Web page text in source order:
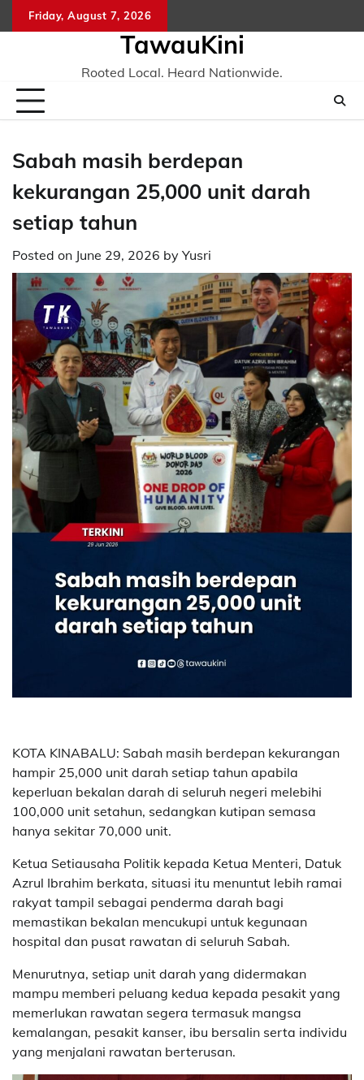
to
Friday, August 7, 2026
TawauKini
Rooted Local. Heard Nationwide.
Sabah masih berdepan
kekurangan 25,000 unit darah
setiap tahun
Posted on June 29, 2026 by Yusri
KOTA KINABALU: Sabah masih berdepan kekurangan
hampir 25,000 unit darah setiap tahun apabila
keperluan bekalan darah di seluruh negeri melebihi
100,000 unit setahun, sedangkan kutipan semasa
hanya sekitar 70,000 unit.
Ketua Setiausaha Politik kepada Ketua Menteri, Datuk
Azrul Ibrahim berkata, situasi itu menuntut lebih ramai
rakyat tampil sebagai penderma darah bagi
memastikan bekalan mencukupi untuk kegunaan
hospital dan pusat rawatan di seluruh Sabah.
Menurutnya, setiap unit darah yang didermakan
mampu memberi peluang kedua kepada pesakit yang
memerlukan rawatan segera termasuk mangsa
kemalangan, pesakit kanser, ibu bersalin serta individu
yang menjalani rawatan berterusan.